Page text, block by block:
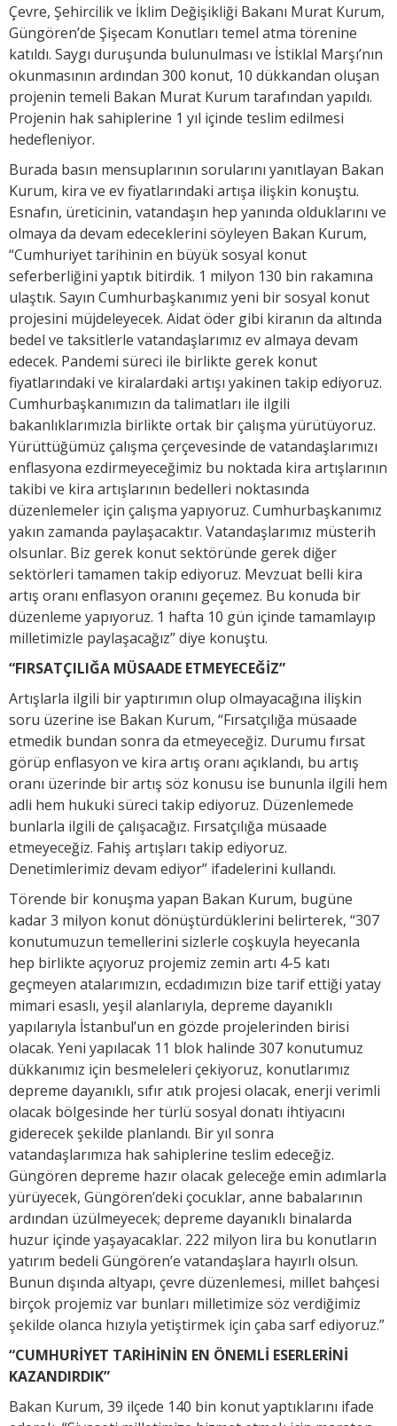
Çevre, Şehircilik ve İklim Değişikliği Bakanı Murat Kurum,
Güngören’de Şişecam Konutları temel atma törenine
katıldı. Saygı duruşunda bulunulması ve İstiklal Marşı’nın
okunmasının ardından 300 konut, 10 dükkandan oluşan
projenin temeli Bakan Murat Kurum tarafından yapıldı.
Projenin hak sahiplerine 1 yıl içinde teslim edilmesi
hedefleniyor.
Burada basın mensuplarının sorularını yanıtlayan Bakan
Kurum, kira ve ev fiyatlarındaki artışa ilişkin konuştu.
Esnafın, üreticinin, vatandaşın hep yanında olduklarını ve
olmaya da devam edeceklerini söyleyen Bakan Kurum,
“Cumhuriyet tarihinin en büyük sosyal konut
seferberliğini yaptık bitirdik. 1 milyon 130 bin rakamına
ulaştık. Sayın Cumhurbaşkanımız yeni bir sosyal konut
projesini müjdeleyecek. Aidat öder gibi kiranın da altında
bedel ve taksitlerle vatandaşlarımız ev almaya devam
edecek. Pandemi süreci ile birlikte gerek konut
fiyatlarındaki ve kiralardaki artışı yakinen takip ediyoruz.
Cumhurbaşkanımızın da talimatları ile ilgili
bakanlıklarımızla birlikte ortak bir çalışma yürütüyoruz.
Yürüttüğümüz çalışma çerçevesinde de vatandaşlarımızı
enflasyona ezdirmeyeceğimiz bu noktada kira artışlarının
takibi ve kira artışlarının bedelleri noktasında
düzenlemeler için çalışma yapıyoruz. Cumhurbaşkanımız
yakın zamanda paylaşacaktır. Vatandaşlarımız müsterih
olsunlar. Biz gerek konut sektöründe gerek diğer
sektörleri tamamen takip ediyoruz. Mevzuat belli kira
artış oranı enflasyon oranını geçemez. Bu konuda bir
düzenleme yapıyoruz. 1 hafta 10 gün içinde tamamlayıp
milletimizle paylaşacağız” diye konuştu.
“FIRSATÇILIĞA MÜSAADE ETMEYECEĞİZ”
Artışlarla ilgili bir yaptırımın olup olmayacağına ilişkin
soru üzerine ise Bakan Kurum, “Fırsatçılığa müsaade
etmedik bundan sonra da etmeyeceğiz. Durumu fırsat
görüp enflasyon ve kira artış oranı açıklandı, bu artış
oranı üzerinde bir artış söz konusu ise bununla ilgili hem
adli hem hukuki süreci takip ediyoruz. Düzenlemede
bunlarla ilgili de çalışacağız. Fırsatçılığa müsaade
etmeyeceğiz. Fahiş artışları takip ediyoruz.
Denetimlerimiz devam ediyor” ifadelerini kullandı.
Törende bir konuşma yapan Bakan Kurum, bugüne
kadar 3 milyon konut dönüştürdüklerini belirterek, “307
konutumuzun temellerini sizlerle coşkuyla heyecanla
hep birlikte açıyoruz projemiz zemin artı 4-5 katı
geçmeyen atalarımızın, ecdadımızın bize tarif ettiği yatay
mimari esaslı, yeşil alanlarıyla, depreme dayanıklı
yapılarıyla İstanbul’un en gözde projelerinden birisi
olacak. Yeni yapılacak 11 blok halinde 307 konutumuz
dükkanımız için besmeleleri çekiyoruz, konutlarımız
depreme dayanıklı, sıfır atık projesi olacak, enerji verimli
olacak bölgesinde her türlü sosyal donatı ihtiyacını
giderecek şekilde planlandı. Bir yıl sonra
vatandaşlarımıza hak sahiplerine teslim edeceğiz.
Güngören depreme hazır olacak geleceğe emin adımlarla
yürüyecek, Güngören’deki çocuklar, anne babalarının
ardından üzülmeyecek; depreme dayanıklı binalarda
huzur içinde yaşayacaklar. 222 milyon lira bu konutların
yatırım bedeli Güngören’e vatandaşlara hayırlı olsun.
Bunun dışında altyapı, çevre düzenlemesi, millet bahçesi
birçok projemiz var bunları milletimize söz verdiğimiz
şekilde olanca hızıyla yetiştirmek için çaba sarf ediyoruz.”
“CUMHURİYET TARİHİNİN EN ÖNEMLİ ESERLERİNİ
KAZANDIRDIK”
Bakan Kurum, 39 ilçede 140 bin konut yaptıklarını ifade